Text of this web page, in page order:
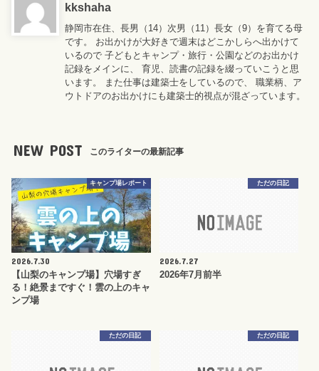
kkshaha
静岡市在住、長男（14）次男（11）長女（9）を育てる母
です。 お出かけが大好きで週末はどこかしらへ出かけて
いるので 子どもとキャンプ・旅行・公園などのお出かけ
記録をメインに、 育児、読書の記録を綴っていこうと思
います。 また仕事は建築士をしているので、 職業柄、ア
ウトドアのお出かけにも建築士的視点が混ざっています。
NEW POST このライターの最新記事
キャンプ場レポート
2026.7.30
【山梨のキャンプ場】穴場すぎ
る！絶景まですぐ！雲の上のキャ
ンプ場
ただの日記
2026.7.27
2026年7月前半
ただの日記 ただの日記